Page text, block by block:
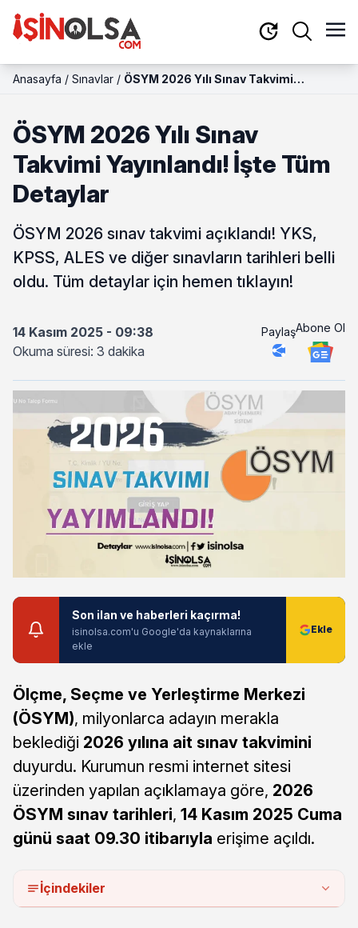
Anasayfa / Sınavlar / ÖSYM 2026 Yılı Sınav Takvimi
ÖSYM 2026 Yılı Sınav
Takvimi Yayınlandı! İşte Tüm
Detaylar
ÖSYM 2026 sınav takvimi açıklandı! YKS,
KPSS, ALES ve diğer sınavların tarihleri belli
oldu. Tüm detaylar için hemen tıklayın!
14 Kasım 2025 - 09:38
Okuma süresi: 3 dakika
PaylaşAbone Ol
Son ilan ve haberleri kaçırma!
isinolsa.com'u Google'da kaynaklarına
ekle
Ölçme, Seçme ve Yerleştirme Merkezi
(ÖSYM), milyonlarca adayın merakla
beklediği 2026 yılına ait sınav takvimini
duyurdu. Kurumun resmi internet sitesi
üzerinden yapılan açıklamaya göre, 2026
ÖSYM sınav tarihleri, 14 Kasım 2025 Cuma
günü saat 09.30 itibarıyla erişime açıldı.
İçindekiler